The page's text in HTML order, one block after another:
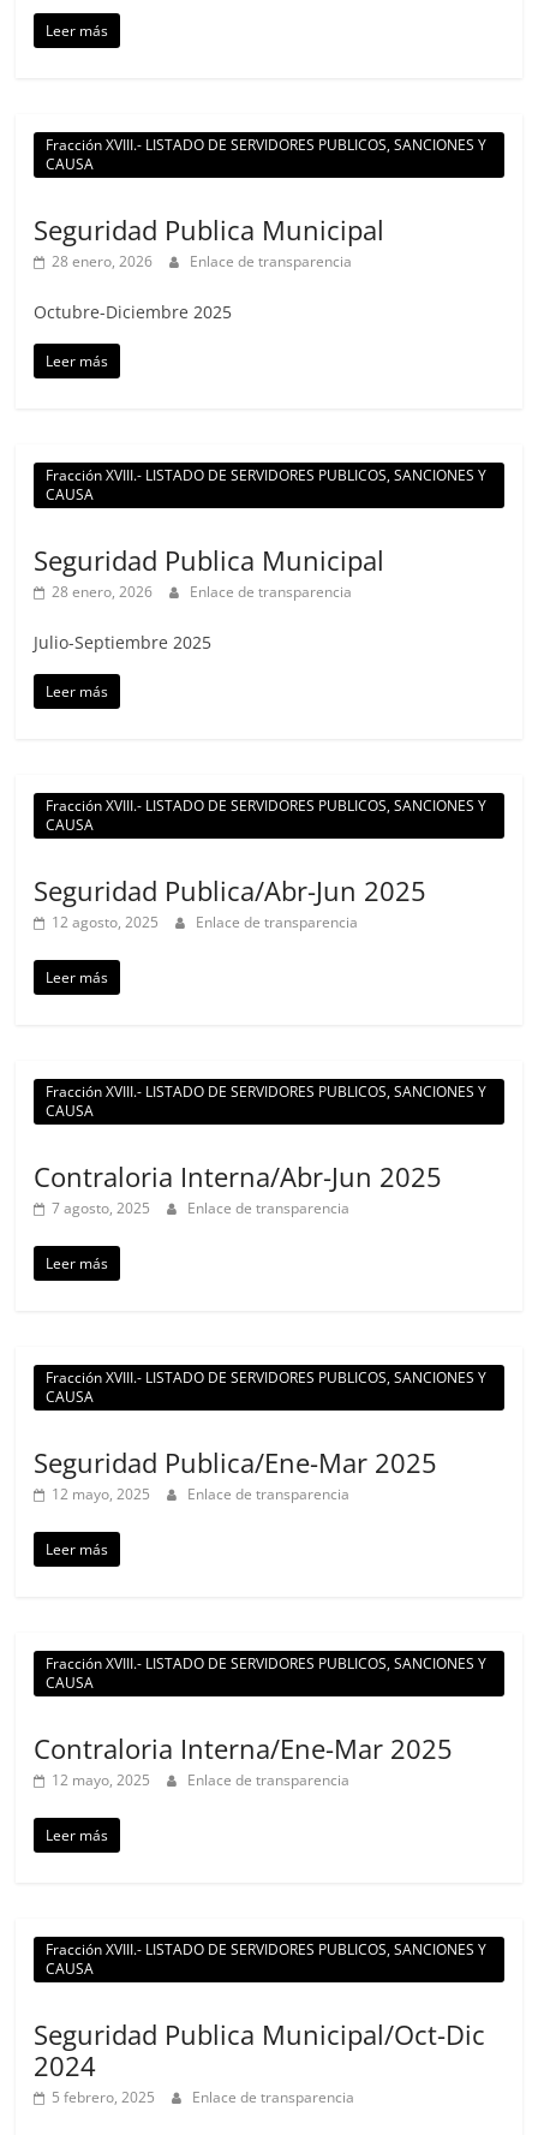
Leer más
Fracción XVIII.- LISTADO DE SERVIDORES PUBLICOS, SANCIONES Y
CAUSA
Seguridad Publica Municipal
28 enero, 2026 Enlace de transparencia
Octubre-Diciembre 2025
Leer más
Fracción XVIII.- LISTADO DE SERVIDORES PUBLICOS, SANCIONES Y
CAUSA
Seguridad Publica Municipal
28 enero, 2026 Enlace de transparencia
Julio-Septiembre 2025
Leer más
Fracción XVIII.- LISTADO DE SERVIDORES PUBLICOS, SANCIONES Y
CAUSA
Seguridad Publica/Abr-Jun 2025
12 agosto, 2025 Enlace de transparencia
Leer más
Fracción XVIII.- LISTADO DE SERVIDORES PUBLICOS, SANCIONES Y
CAUSA
Contraloria Interna/Abr-Jun 2025
7 agosto, 2025 Enlace de transparencia
Leer más
Fracción XVIII.- LISTADO DE SERVIDORES PUBLICOS, SANCIONES Y
CAUSA
Seguridad Publica/Ene-Mar 2025
12 mayo, 2025 Enlace de transparencia
Leer más
Fracción XVIII.- LISTADO DE SERVIDORES PUBLICOS, SANCIONES Y
CAUSA
Contraloria Interna/Ene-Mar 2025
12 mayo, 2025 Enlace de transparencia
Leer más
Fracción XVIII.- LISTADO DE SERVIDORES PUBLICOS, SANCIONES Y
CAUSA
Seguridad Publica Municipal/Oct-Dic
2024
5 febrero, 2025 Enlace de transparencia